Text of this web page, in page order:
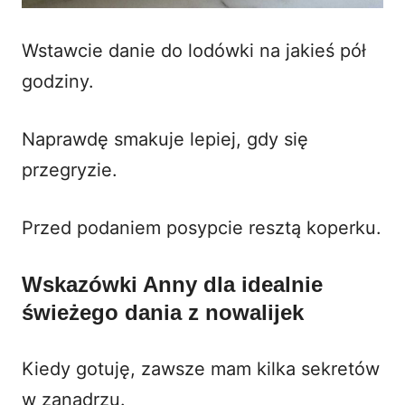
Wstawcie danie do lodówki na jakieś pół
godziny.
Naprawdę smakuje lepiej, gdy się
przegryzie.
Przed podaniem posypcie resztą koperku.
Wskazówki Anny dla idealnie
świeżego dania z nowalijek
Kiedy gotuję, zawsze mam kilka sekretów
w zanadrzu.